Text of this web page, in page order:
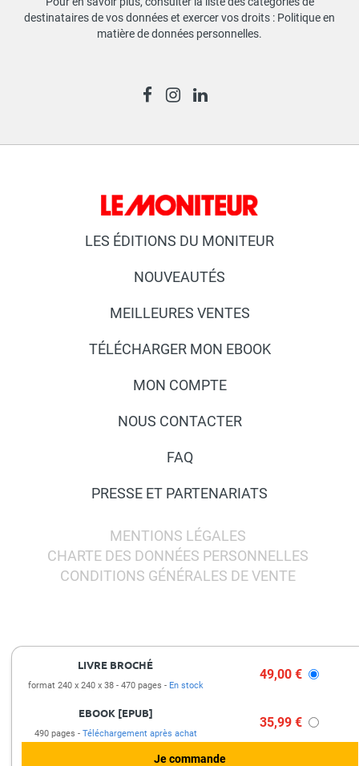
LIVRE BROCHÉ
format 240 x 240 x 38 470 pages En stock
49,00 €
EBOOK [EPUB]
490 pages Téléchargement après achat
35,99 €
destinataires de vos données et exercer vos droits : Politique en
matière de données personnelles.
LES ÉDITIONS DU MONITEUR
NOUVEAUTÉS
MEILLEURES VENTES
TÉLÉCHARGER MON EBOOK
MON COMPTE
NOUS CONTACTER
FAQ
PRESSE ET PARTENARIATS
MENTIONS LÉGALES
CHARTE DES DONNÉES PERSONNELLES
CONDITIONS GÉNÉRALES DE VENTE